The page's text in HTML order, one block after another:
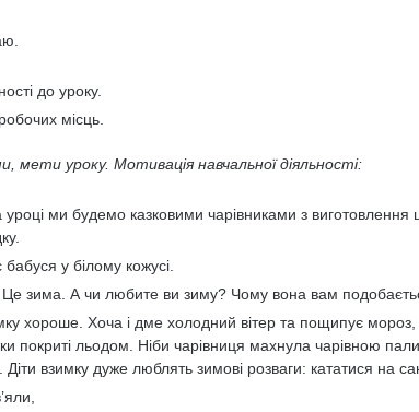
до уроку.
місць.
мети уроку. Мотивація навчальної діяльності:
уроці ми будемо казковими чарівниками з виготовлення
у білому кожусі.
зима. А чи любите ви зиму? Чому вона вам
хороше. Хоча і дме холодний вітер та пощипує мороз,
покриті льодом. Ніби чарівниця махнула чарівною
Діти взимку дуже люблять зимові розваги: кататися на